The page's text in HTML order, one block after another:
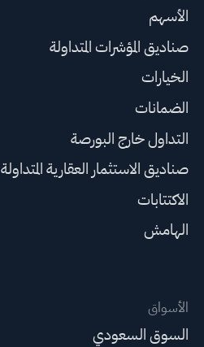
الأسهم
صناديق المؤشرات المتداولة
الخيارات
الضمانات
التداول خارج البورصة
صناديق الاستثمار العقارية المتداولة
الاكتتابات
الهامش
الأسواق
السوق السعودي